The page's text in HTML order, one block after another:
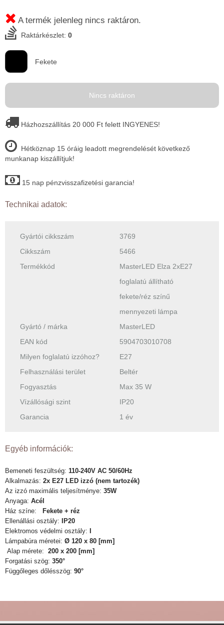
A termék jelenleg nincs raktáron.
Raktárkészlet: 0
Fekete
Nincs raktáron
Házhozszállítás 20 000 Ft felett INGYENES!
Hétköznap 15 óráig leadott megrendelését következő
munkanap kiszállítjuk!
15 nap pénzvisszafizetési garancia!
Technikai adatok:
Gyártói cikkszám
3769
Cikkszám
5466
Termékkód
MasterLED Elza 2xE27
foglalatú állítható
fekete/réz színű
mennyezeti lámpa
Gyártó / márka
MasterLED
EAN kód
5904703010708
Milyen foglalatú izzóhoz?
E27
Felhasználási terület
Beltér
Fogyasztás
Max 35 W
Vízállósági szint
IP20
Garancia
1 év
Egyéb információk:
Bemeneti feszültség: 110-240V AC 50/60Hz
Alkalmazás: 2x E27 LED izzó (nem tartozék)
Az izzó maximális teljesítménye: 35W
Anyaga: Acél
Ház színe:
Fekete + réz
Ellenállási osztály:
IP20
Elektromos védelmi osztály:
Lámpabúra méretei: Ø 120 x 80 [mm]
Alap mérete: 200 x 200 [mm]
Forgatási szög: 350°
Függőleges dőlésszög: 90°